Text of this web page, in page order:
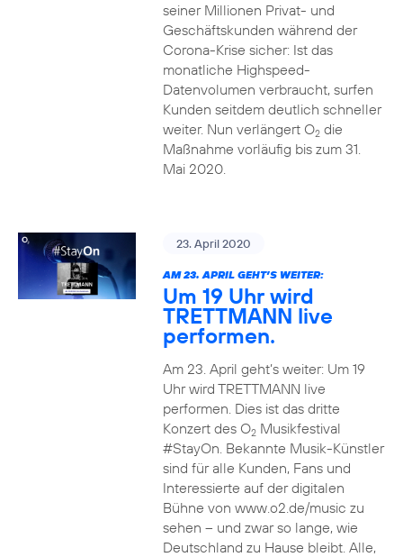
seiner Millionen Privat- und
Geschäftskunden während der
Corona-Krise sicher: Ist das
monatliche Highspeed-
Datenvolumen verbraucht, surfen
Kunden seitdem deutlich schneller
weiter. Nun verlängert O2die
Maßnahme vorläufig bis zum 31.
Mai 2020.
23. April 2020
AM 23. APRIL GEHT’S WEITER:
Um 19 Uhr wird
TRETTMANN live
performen.
Am 23. April geht’s weiter: Um 19
Uhr wird TRETTMANN live
performen. Dies ist das dritte
Konzert des O2Musikfestival
#StayOn. Bekannte Musik-Künstler
sind für alle Kunden, Fans und
Interessierte auf der digitalen
Bühne von www.o2.de/music zu
sehen – und zwar so lange, wie
Deutschland zu Hause bleibt. Alle,